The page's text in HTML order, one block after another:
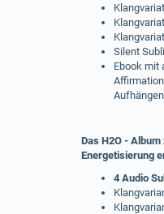
Silent
Ebook mit
Aufhängen
Das H2O -
Energetisierung
4 Audio